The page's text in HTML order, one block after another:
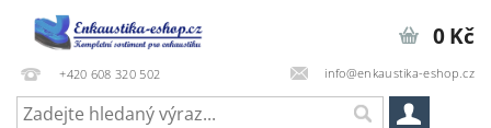
+420 608 320 502 info@enkaustika-eshop.cz
0 Kč